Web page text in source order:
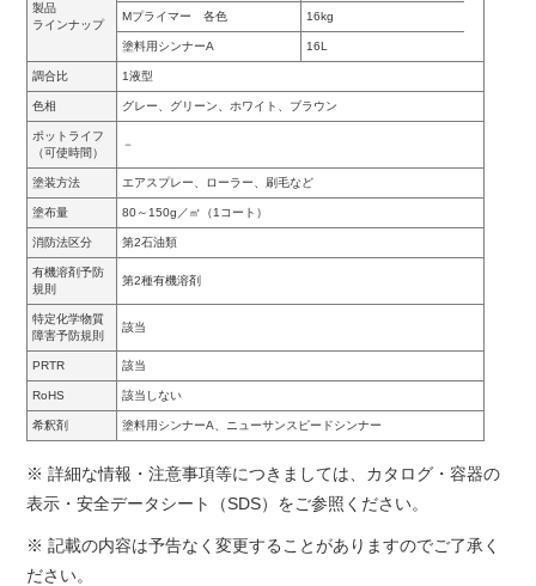
製品
ラインナップ
Mプライマー 各色 16kg
塗料用シンナーA 16L
調合比 1液型
色相 グレー、グリーン、ホワイト、ブラウン
ポットライフ
（可使時間）
－
塗装方法 エアスプレー、ローラー、刷毛など
塗布量 80～150g／㎡（1コート）
消防法区分 第2石油類
有機溶剤予防
規則
第2種有機溶剤
特定化学物質
障害予防規則
該当
PRTR 該当
RoHS 該当しない
希釈剤 塗料用シンナーA、ニューサンスピードシンナー
※ 詳細な情報・注意事項等につきましては、カタログ・容器の
表示・安全データシート（SDS）をご参照ください。
※ 記載の内容は予告なく変更することがありますのでご了承く
ださい。